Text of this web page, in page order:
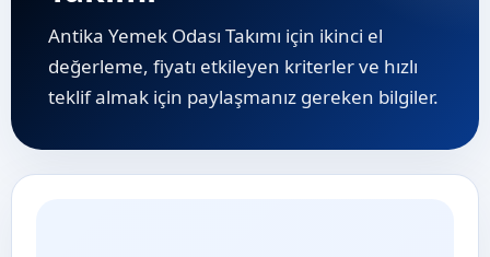
Antika Yemek Odası Takımı için ikinci el
değerleme, fiyatı etkileyen kriterler ve hızlı
teklif almak için paylaşmanız gereken bilgiler.